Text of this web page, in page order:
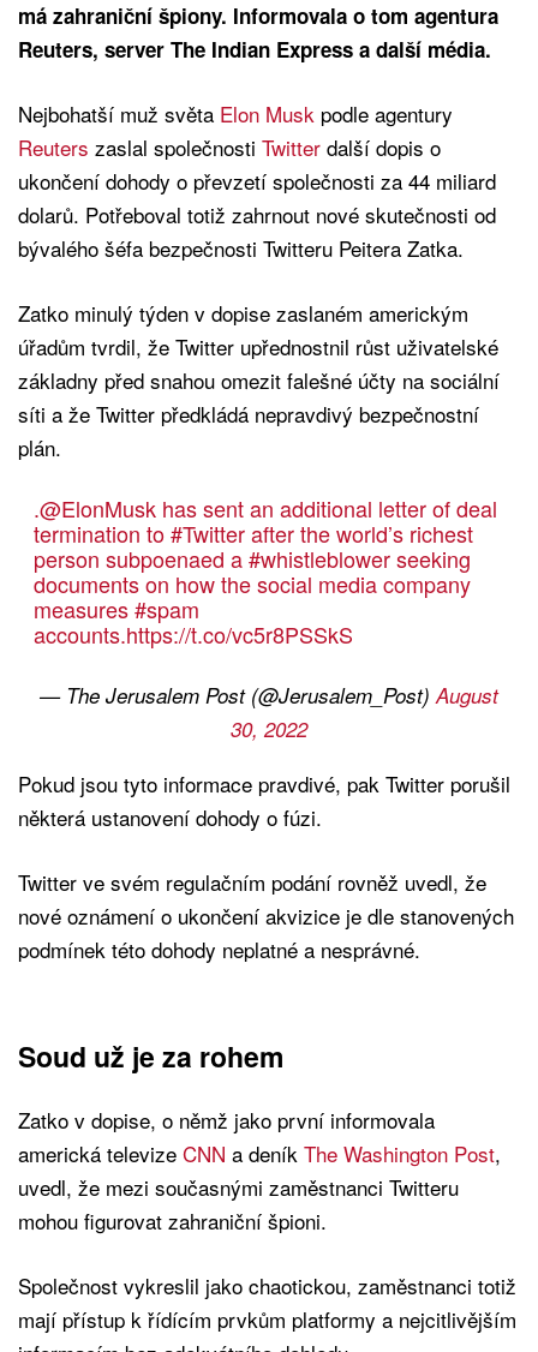
má zahraniční špiony. Informovala o tom agentura
Reuters, server The Indian Express a další média.
Nejbohatší muž světa Elon Musk podle agentury
Reuters zaslal společnosti Twitter další dopis o
ukončení dohody o převzetí společnosti za 44 miliard
dolarů. Potřeboval totiž zahrnout nové skutečnosti od
bývalého šéfa bezpečnosti Twitteru Peitera Zatka.
Zatko minulý týden v dopise zaslaném americkým
úřadům tvrdil, že Twitter upřednostnil růst uživatelské
základny před snahou omezit falešné účty na sociální
síti a že Twitter předkládá nepravdivý bezpečnostní
plán.
.@ElonMuskhas sent an additional letter of deal
termination to#Twitterafter the world’s richest
person subpoenaed a#whistleblowerseeking
documents on how the social media company
measures#spam
accounts.https://t.co/vc5r8PSSkS
— The Jerusalem Post (@Jerusalem_Post)August
30, 2022
Pokud jsou tyto informace pravdivé, pak Twitter porušil
některá ustanovení dohody o fúzi.
Twitter ve svém regulačním podání rovněž uvedl, že
nové oznámení o ukončení akvizice je dle stanovených
podmínek této dohody neplatné a nesprávné.
Soud už je za rohem
Zatko v dopise, o němž jako první informovala
americká televize CNN a deník The Washington Post,
uvedl, že mezi současnými zaměstnanci Twitteru
mohou figurovat zahraniční špioni.
Společnost vykreslil jako chaotickou, zaměstnanci totiž
mají přístup k řídícím prvkům platformy a nejcitlivějším